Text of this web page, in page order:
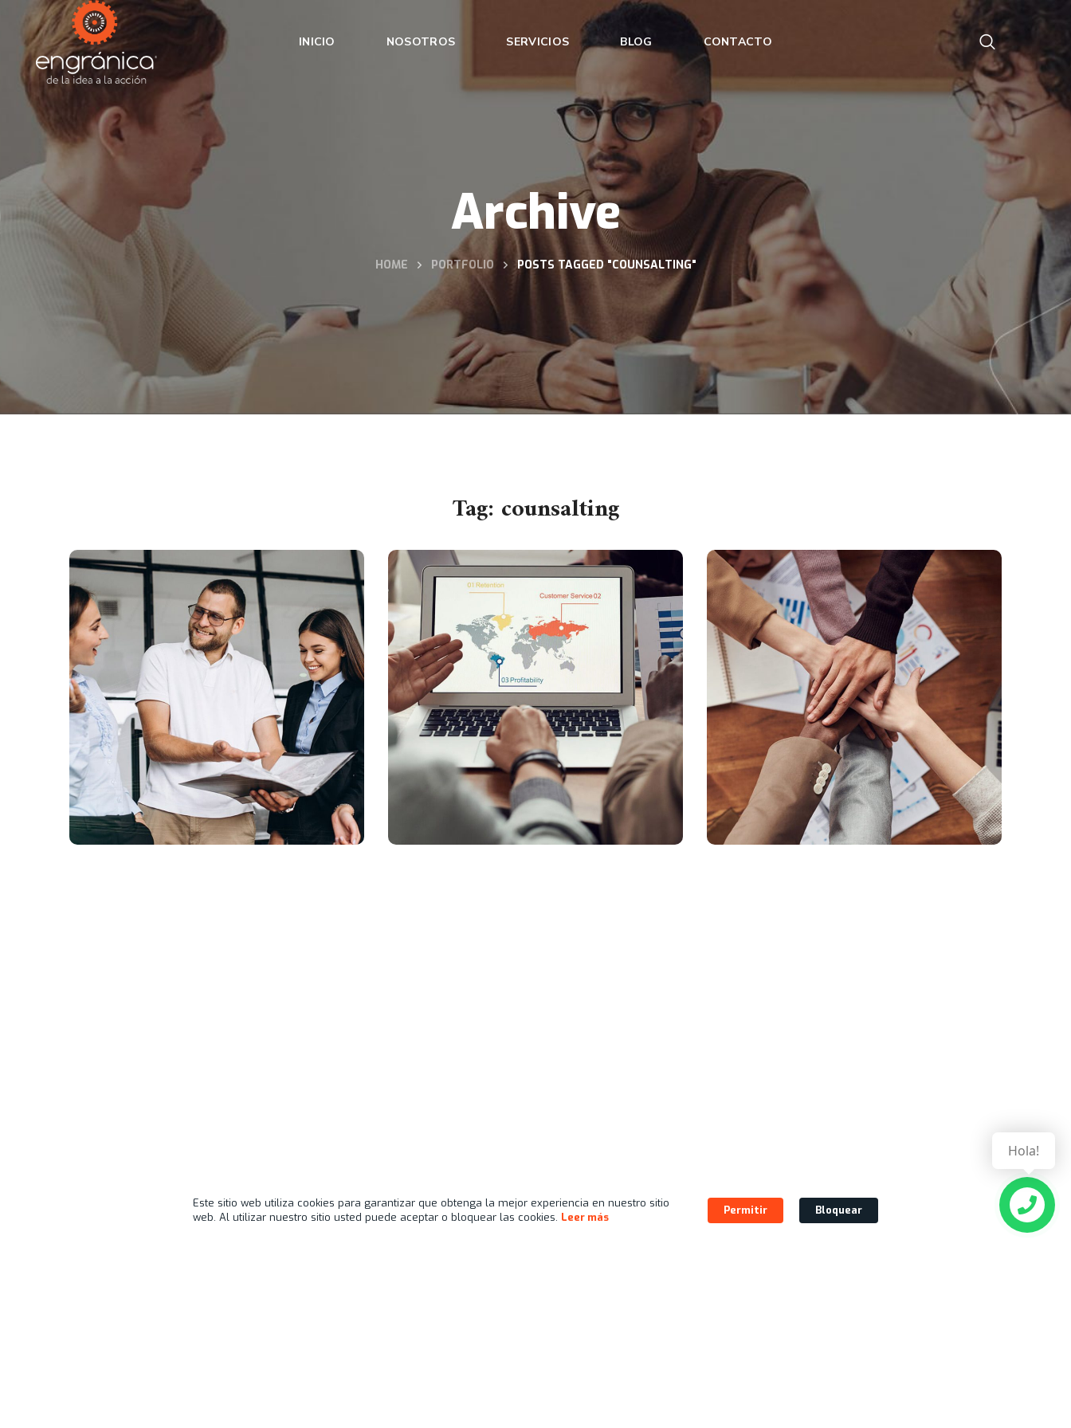
INICIO NOSOTROS SERVICIOS BLOG CONTACTO
Este sitio web utiliza cookies para garantizar que obtenga la mejor experiencia en nuestro sitio
web. Al utilizar nuestro sitio usted puede aceptar o bloquear las cookies. Leer más
Permitir Bloquear
Archive
HOME PORTFOLIO POSTS TAGGED "COUNSALTING"
Tag: counsalting
Hola!